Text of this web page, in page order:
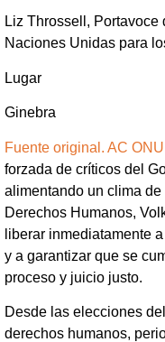
Liz Throssell,
Naciones Unidas para
Lugar
Ginebra
Fuente original. AC
forzada de críticos del
alimentando un clima
Derechos Humanos,
liberar inmediatamente
y a garantizar que se
proceso y juicio justo.
Desde las elecciones
derechos humanos,